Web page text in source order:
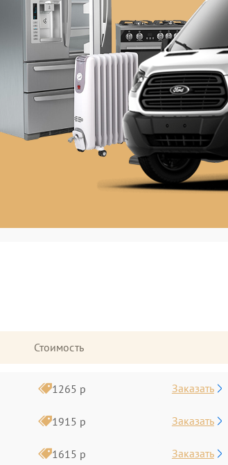
Стоимость
1265 р Заказать
1915 р Заказать
1615 р Заказать